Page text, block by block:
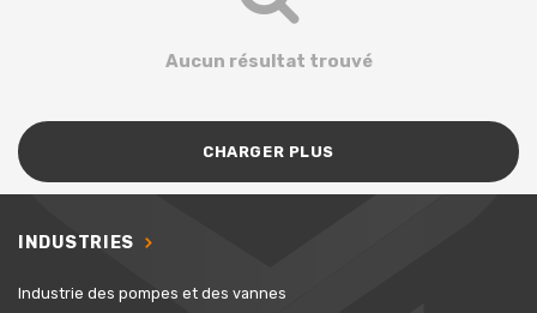
Aucun résultat trouvé
CHARGER PLUS
INDUSTRIES
Industrie des pompes et des vannes